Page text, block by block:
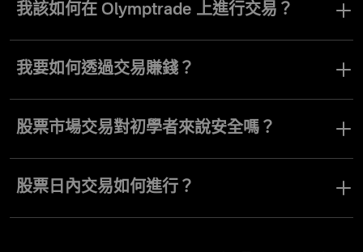
到真實帳戶。儲值完成後，您即可開始開立交易。
我該如何在 Olymptrade 上進行交易？
向，開啟具有特定時長的交易。Forex 模式則讓您可以選擇方向開
啟交易，並在達到您想要的獲利水準時自行平倉。技術工具及其他
平台功能可協助您做出更有根據的預測。
我要如何透過交易賺錢？
將獲得初始投資金額的一定百分比作為利潤。
股票市場交易對初學者來說安全嗎？
Olymptrade 建議所有新手善用平台上提供的分析工具與知識庫，學
股票日內交易如何進行？